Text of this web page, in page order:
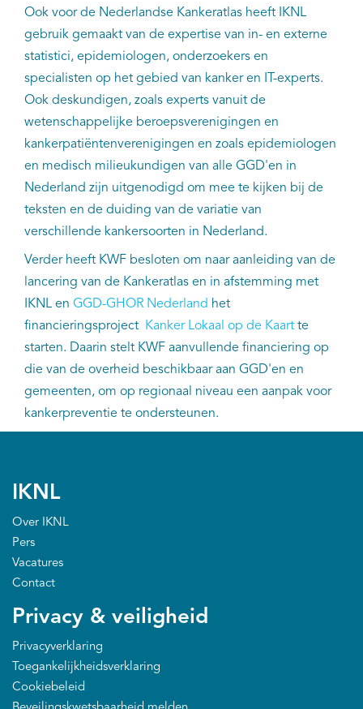
Ook voor de Nederlandse Kankeratlas heeft IKNL
gebruik gemaakt van de expertise van in- en externe
statistici, epidemiologen, onderzoekers en
specialisten op het gebied van kanker en IT-experts.
Ook deskundigen, zoals experts vanuit de
wetenschappelijke beroepsverenigingen en
kankerpatiëntenverenigingen en zoals epidemiologen
en medisch milieukundigen van alle GGD'en in
Nederland zijn uitgenodigd om mee te kijken bij de
teksten en de duiding van de variatie van
verschillende kankersoorten in Nederland.
Verder heeft KWF besloten om naar aanleiding van de
lancering van de Kankeratlas en in afstemming met
IKNL en GGD-GHOR Nederland het
financieringsproject
Kanker Lokaal op de Kaart te
starten. Daarin stelt KWF aanvullende financiering op
die van de overheid beschikbaar aan GGD'en en
gemeenten, om op regionaal niveau een aanpak voor
kankerpreventie te ondersteunen.
IKNL
Over IKNL
Pers
Vacatures
Contact
Privacy & veiligheid
Privacyverklaring
Toegankelijkheidsverklaring
Cookiebeleid